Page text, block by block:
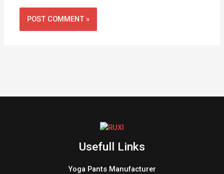
Usefull Links
Yoga Pants Manufacturer